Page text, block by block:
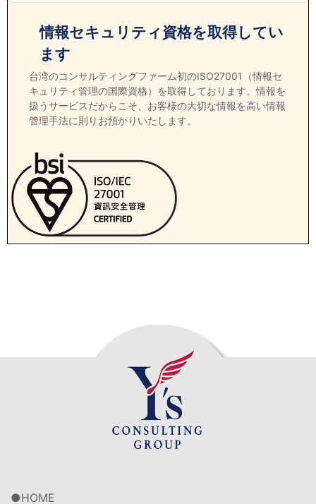
情報セキュリティ資格を取得してい
ます
台湾のコンサルティングファーム初のISO27001（情報セ
キュリティ管理の国際資格）を取得しております。情報を
扱うサービスだからこそ、お客様の大切な情報を高い情報
管理手法に則りお預かりいたします。
HOME